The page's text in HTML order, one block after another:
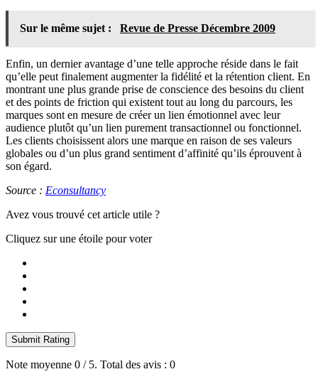
Sur le même sujet : Revue de Presse Décembre 2009
Enfin, un dernier avantage d’une telle approche réside dans le fait
qu’elle peut finalement augmenter la fidélité et la rétention client. En
montrant une plus grande prise de conscience des besoins du client
et des points de friction qui existent tout au long du parcours, les
marques sont en mesure de créer un lien émotionnel avec leur
audience plutôt qu’un lien purement transactionnel ou fonctionnel.
Les clients choisissent alors une marque en raison de ses valeurs
globales ou d’un plus grand sentiment d’affinité qu’ils éprouvent à
son égard.
Source : Econsultancy
Avez vous trouvé cet article utile ?
Cliquez sur une étoile pour voter
Submit Rating
Note moyenne 0 / 5. Total des avis : 0